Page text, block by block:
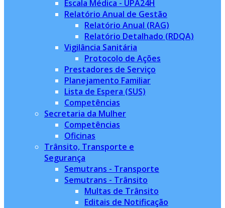
Escala Médica - UPA24H
Relatório Anual de Gestão
Relatório Anual (RAG)
Relatório Detalhado (RDQA)
Vigilância Sanitária
Protocolo de Ações
Prestadores de Serviço
Planejamento Familiar
Lista de Espera (SUS)
Competências
Secretaria da Mulher
Competências
Oficinas
Trânsito, Transporte e
Segurança
Semutrans - Transporte
Semutrans - Trânsito
Multas de Trânsito
Editais de Notificação